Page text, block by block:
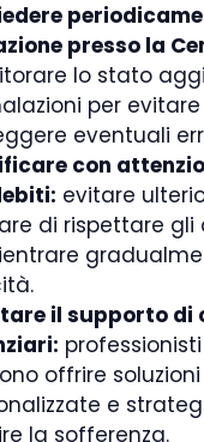
presso la
lo stato
per
eventuali
con
evitare
di rispettare gli
il supporto di
offrire soluzioni
e
la sofferenza.